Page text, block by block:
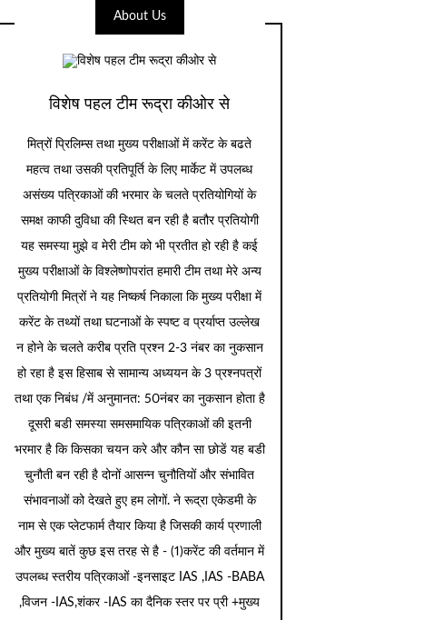
About Us
विशेष पहल टीम रूद्रा कीओर से
मित्रों प्रिलिम्स तथा मुख्य परीक्षाओं में करेंट के बढते
महत्व तथा उसकी प्रतिपूर्ति के लिए मार्केट में उपलब्ध
असंख्य पत्रिकाओं की भरमार के चलते प्रतियोगियों के
समक्ष काफी दुविधा की स्थित बन रही है बतौर प्रतियोगी
यह समस्या मुझे व मेरी टीम को भी प्रतीत हो रही है कई
मुख्य परीक्षाओं के विश्लेष्णोपरांत हमारी टीम तथा मेरे अन्य
प्रतियोगी मित्रों ने यह निष्कर्ष निकाला कि मुख्य परीक्षा में
करेंट के तथ्यों तथा घटनाओं के स्पष्ट व प्रर्याप्त उल्लेख
न होने के चलते करीब प्रति प्रश्न 2-3 नंबर का नुकसान
हो रहा है इस हिसाब से सामान्य अध्ययन के 3 प्रश्नपत्रों
तथा एक निबंध /में अनुमानत: 50नंबर का नुकसान होता है
दूसरी बडी समस्या समसमायिक पत्रिकाओं की इतनी
भरमार है कि किसका चयन करे और कौन सा छोडें यह बडी
चुनौती बन रही है दोनों आसन्न चुनौतियों और संभावित
संभावनाओं को देखते हुए हम लोगों. ने रूद्रा एकेडमी के
नाम से एक प्लेटफार्म तैयार किया है जिसकी कार्य प्रणाली
और मुख्य बातें कुछ इस तरह से है - (1)करेंट की वर्तमान में
उपलब्ध स्तरीय पत्रिकाओं -इनसाइट IAS ,IAS -BABA
,विजन -IAS,शंकर -IAS का दैनिक स्तर पर प्री +मुख्य